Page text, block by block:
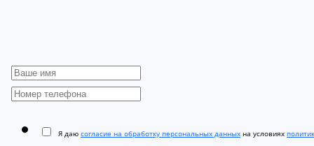
Я даю согласие на обработку персональных данных на условиях